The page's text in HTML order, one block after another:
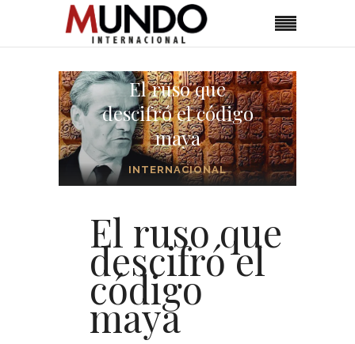
El ruso que
descifró el código
maya
INTERNACIONAL
El ruso que
descifró el
código
maya